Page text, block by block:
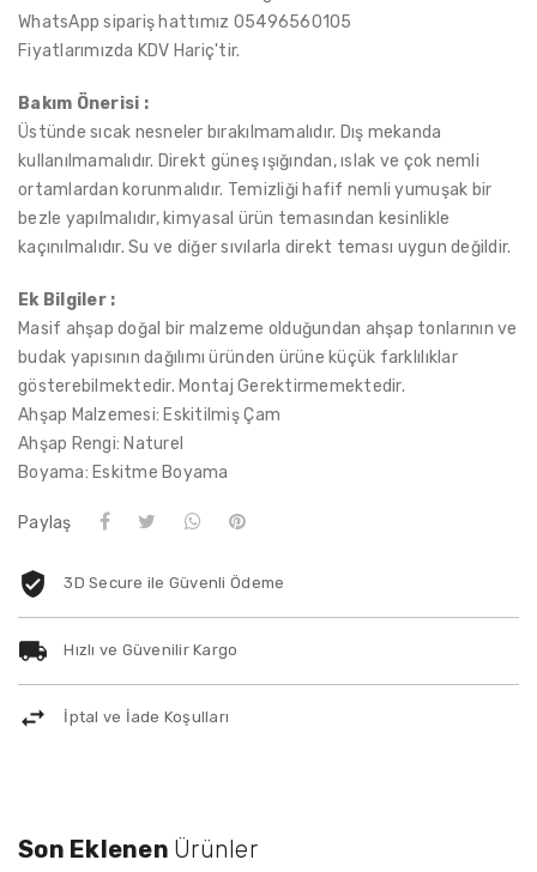
WhatsApp sipariş hattımız 05496560105
Fiyatlarımızda KDV Hariç'tir.
Bakım Önerisi :
Üstünde sıcak nesneler bırakılmamalıdır. Dış mekanda
kullanılmamalıdır. Direkt güneş ışığından, ıslak ve çok nemli
ortamlardan korunmalıdır. Temizliği hafif nemli yumuşak bir
bezle yapılmalıdır, kimyasal ürün temasından kesinlikle
kaçınılmalıdır. Su ve diğer sıvılarla direkt teması uygun değildir.
Ek Bilgiler :
Masif ahşap doğal bir malzeme olduğundan ahşap tonlarının ve
budak yapısının dağılımı üründen ürüne küçük farklılıklar
gösterebilmektedir. Montaj Gerektirmemektedir.
Ahşap Malzemesi: Eskitilmiş Çam
Ahşap Rengi: Naturel
Boyama: Eskitme Boyama
Paylaş
3D Secure ile Güvenli Ödeme
Hızlı ve Güvenilir Kargo
İptal ve İade Koşulları
Son Eklenen Ürünler